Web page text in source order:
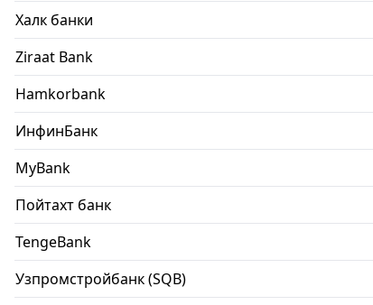
Халк банки
Ziraat Bank
Hamkorbank
ИнфинБанк
MyBank
Пойтахт банк
TengeBank
Узпромстройбанк (SQB)